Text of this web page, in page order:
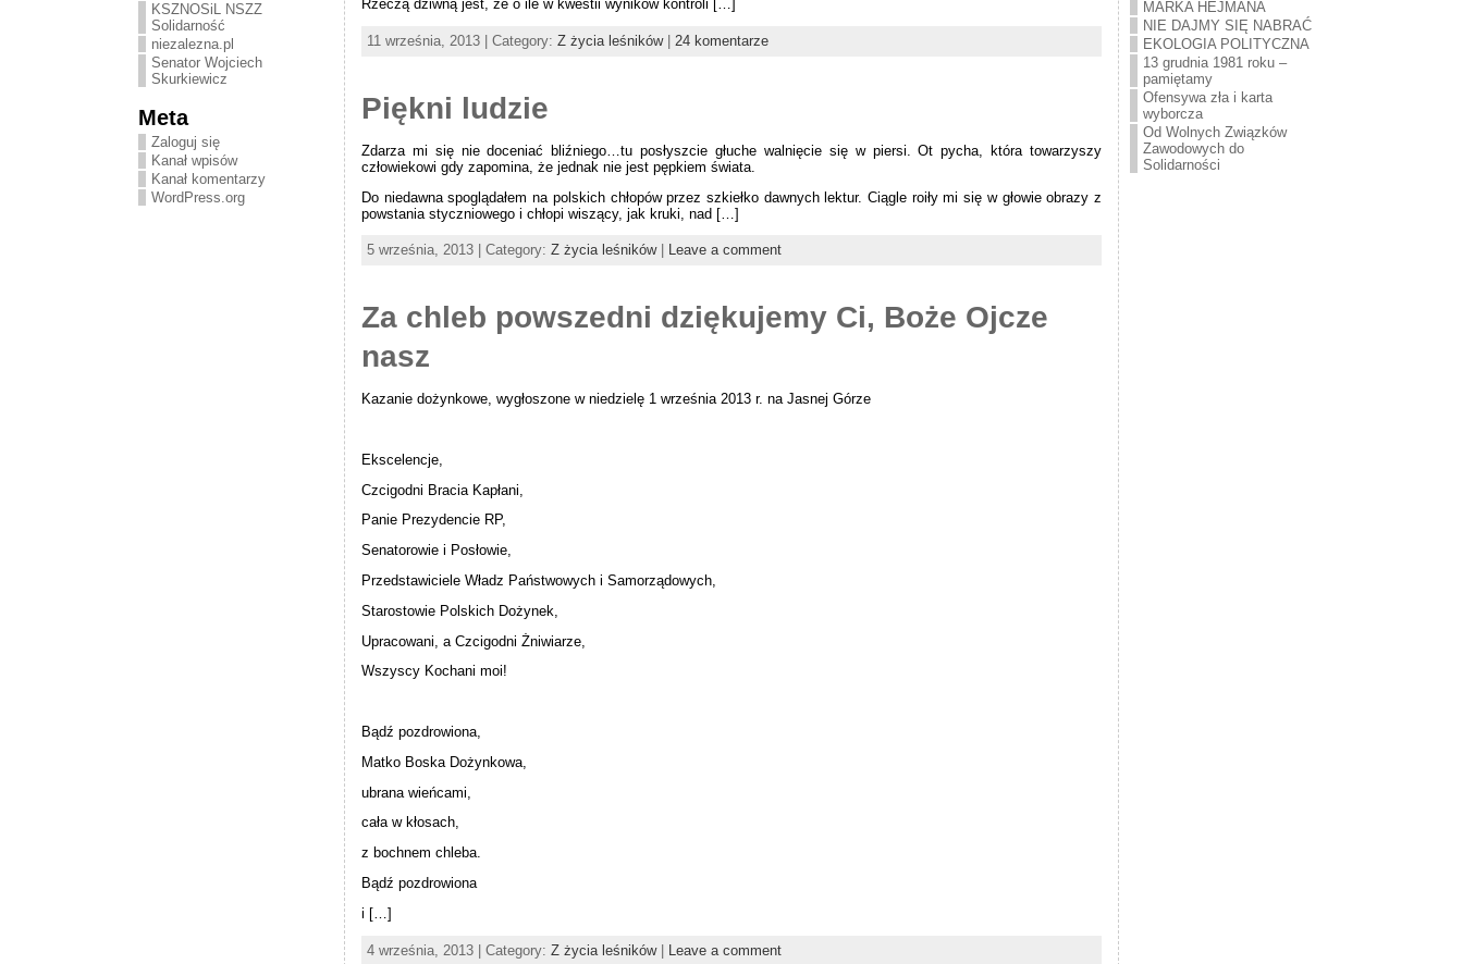
KSZNOSiL NSZZ
Solidarność
niezalezna.pl
Senator Wojciech
Skurkiewicz
Meta
Zaloguj się
Kanał wpisów
Kanał komentarzy
WordPress.org
Rzeczą dziwną jest, że o ile w kwestii wyników kontroli […]
11 września, 2013 | Category: Z życia leśników| 24 komentarze
Piękni ludzie
Zdarza mi się nie doceniać bliźniego…tu posłyszcie głuche walnięcie się w piersi. Ot pycha, która towarzyszy
człowiekowi gdy zapomina, że jednak nie jest pępkiem świata.
Do niedawna spoglądałem na polskich chłopów przez szkiełko dawnych lektur. Ciągle roiły mi się w głowie obrazy z
powstania styczniowego i chłopi wiszący, jak kruki, nad […]
5 września, 2013 | Category: Z życia leśników| Leave a comment
Za chleb powszedni dziękujemy Ci, Boże Ojcze
nasz
Kazanie dożynkowe, wygłoszone w niedzielę 1 września 2013 r. na Jasnej Górze
Ekscelencje,
Czcigodni Bracia Kapłani,
Panie Prezydencie RP,
Senatorowie i Posłowie,
Przedstawiciele Władz Państwowych i Samorządowych,
Starostowie Polskich Dożynek,
Upracowani, a Czcigodni Żniwiarze,
Wszyscy Kochani moi!
Bądź pozdrowiona,
Matko Boska Dożynkowa,
ubrana wieńcami,
cała w kłosach,
z bochnem chleba.
Bądź pozdrowiona
i […]
4 września, 2013 | Category: Z życia leśników| Leave a comment
MARKA HEJMANA
NIE DAJMY SIĘ NABRAĆ
EKOLOGIA POLITYCZNA
13 grudnia 1981 roku –
pamiętamy
Ofensywa zła i karta
wyborcza
Od Wolnych Związków
Zawodowych do
Solidarności